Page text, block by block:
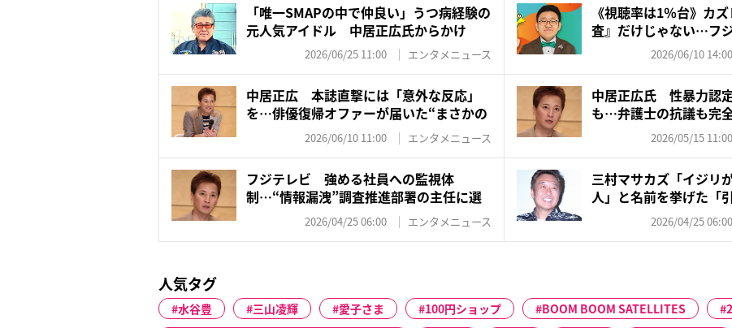
「唯一SMAPの中で仲良い」うつ病経験の
元人気アイドル 中居正広氏からかけ
2026/06/25 11:00 エンタメニュース
《視聴率は1％台》カ
査』だけじゃない…フ
2026/06/10 14:00
中居正広 本誌直撃には「意外な反応」
を…俳優復帰オファーが届いた“まさかの
2026/06/10 11:00 エンタメニュース
中居正広氏 性暴力認
も…弁護士の抗議も完
2026/05/15 11:00
フジテレビ 強める社員への監視体
制…“情報漏洩”調査推進部署の主任に選
2026/04/25 06:00 エンタメニュース
三村マサカズ「イジリ
人」と名前を挙げた「
2026/04/25 06:00
人気タグ
水谷豊 三山凌輝 愛子さま 100円ショップ BOOM BOOM SATELLITES